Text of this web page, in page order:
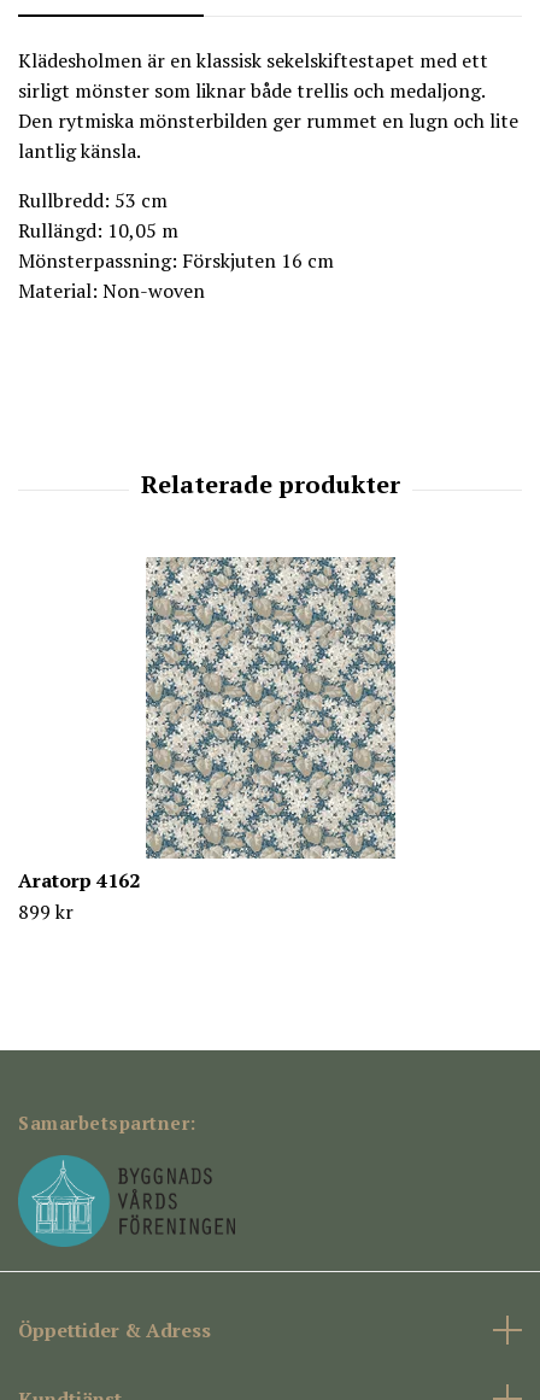
Klädesholmen är en klassisk sekelskiftestapet med ett
sirligt mönster som liknar både trellis och medaljong.
Den rytmiska mönsterbilden ger rummet en lugn och lite
lantlig känsla.
Rullbredd: 53 cm
Rullängd: 10,05 m
Mönsterpassning: Förskjuten 16 cm
Material: Non-woven
Aratorp 4162
899 kr
Samarbetspartner:
Öppettider & Adress